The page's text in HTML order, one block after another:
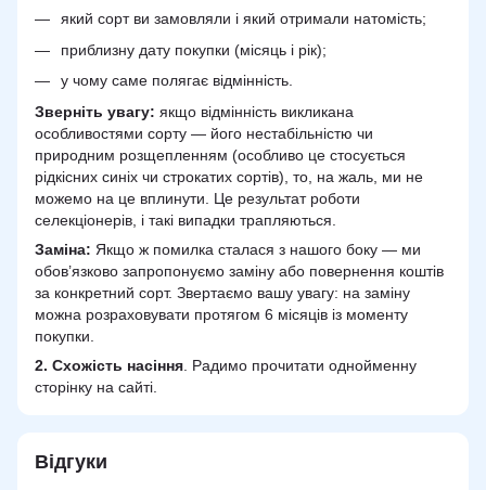
який сорт ви замовляли і який отримали натомість;
приблизну дату покупки (місяць і рік);
у чому саме полягає відмінність.
Зверніть увагу: якщо відмінність викликана
особливостями сорту — його нестабільністю чи
природним розщепленням (особливо це стосується
рідкісних синіх чи строкатих сортів), то, на жаль, ми не
можемо на це вплинути. Це результат роботи
селекціонерів, і такі випадки трапляються.
Заміна: Якщо ж помилка сталася з нашого боку — ми
обов’язково запропонуємо заміну або повернення коштів
за конкретний сорт. Звертаємо вашу увагу: на заміну
можна розраховувати протягом 6 місяців із моменту
покупки.
2. Схожість насіння . Радимо прочитати однойменну
сторінку на сайті.
Відгуки